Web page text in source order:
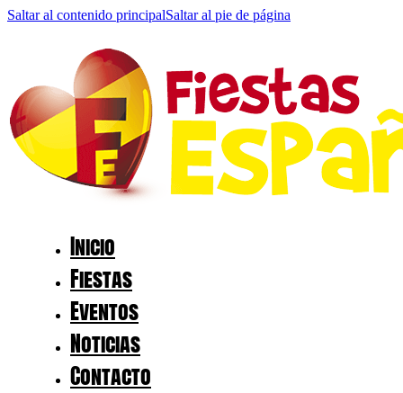
Saltar al contenido principalSaltar al pie de página
Inicio
Fiestas
Eventos
Noticias
Contacto